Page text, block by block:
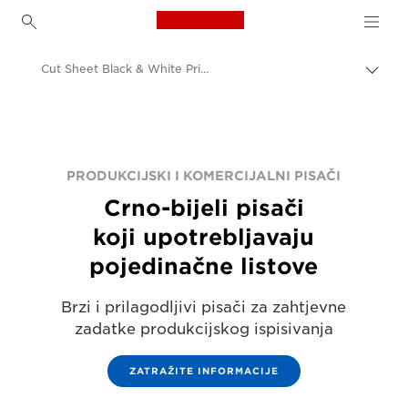
Canon Logo, back to
Poslovni proizvodi
Produkcijski ispis
Cut Sheet Black & White Printers
PRODUKCIJSKI I KOMERCIJALNI PISAČI
Crno-bijeli pisači
koji upotrebljavaju
pojedinačne listove
Brzi i prilagodljivi pisači za zahtjevne
zadatke produkcijskog ispisivanja
ZATRAŽITE INFORMACIJE